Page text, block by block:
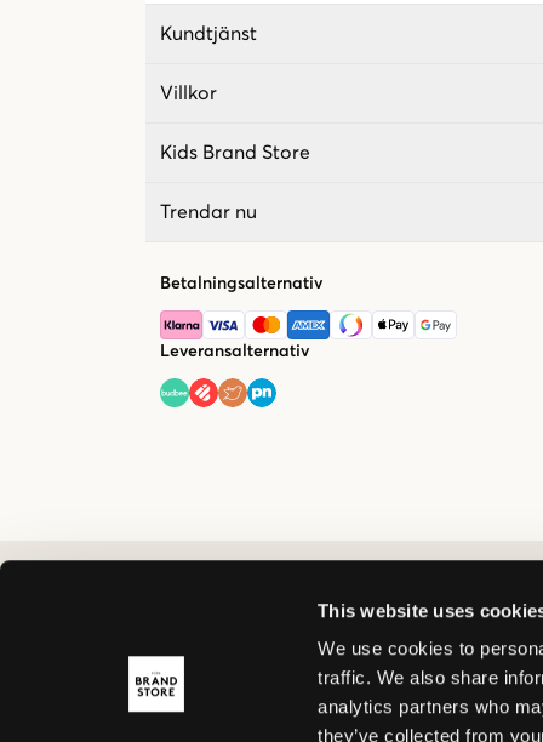
This website uses
We use cookies to
traffic. We also share
analytics partners who
they’ve collected from
Kundtjänst
Villkor
Kids Brand Store
Trendar nu
Betalningsalternativ
Leveransalternativ